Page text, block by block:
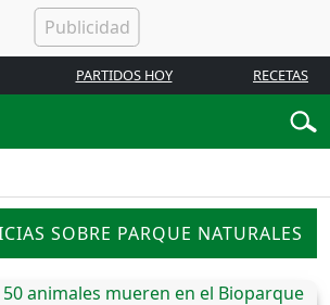
PARTIDOS HOY RECETAS
SOBRE PARQUE NATURALES